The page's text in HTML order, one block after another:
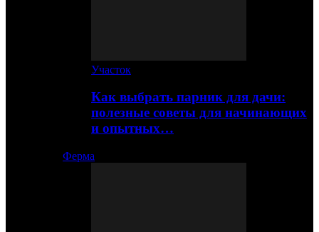
Участок
Как выбрать парник для дачи:
полезные советы для начинающих
и опытных…
Ферма